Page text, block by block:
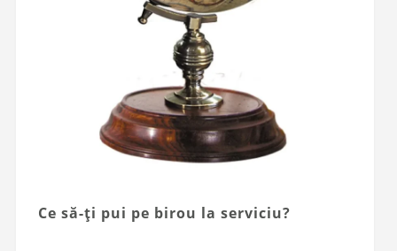
Ce să-ți pui pe birou la serviciu?